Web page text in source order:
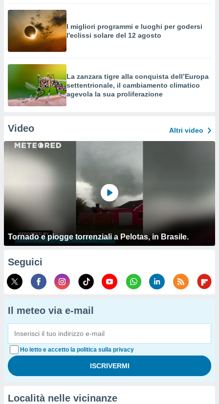
I migliori programmi e luoghi per godersi
l'eclissi solare del 12 agosto
La zanzara tigre alla conquista dell’Europa
settentrionale, il cambiamento climatico
agevola la sua proliferazione
Video Altri video
Tornado e piogge torrenziali a Pelotas, in Brasile.
Seguici
Il meteo via e-mail
Ho letto e accetto la politica sulla privacy
Località nelle vicinanze